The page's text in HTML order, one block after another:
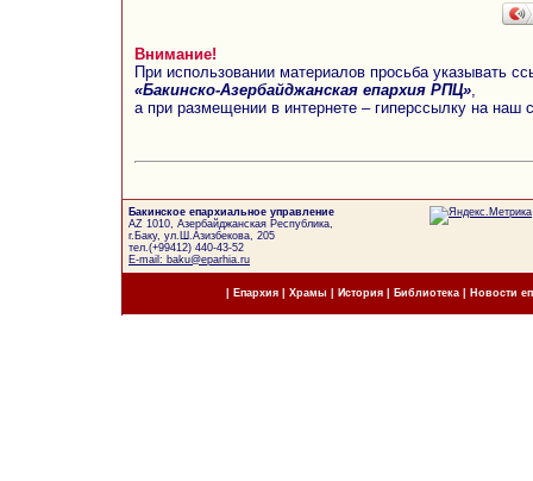
Внимание!
При использовании материалов просьба указывать
«Бакинско-Азербайджанская епархия РПЦ»
а при размещении в интернете – гиперссылку на наш
Бакинское епархиальное управление
AZ 1010, Азербайджанская Республика,
г.Баку, ул.Ш.Азизбекова, 205
тел.(+99412) 440-43-52
E-mail: baku@eparhia.ru
Епархия| Храмы История| Библиотека Новости